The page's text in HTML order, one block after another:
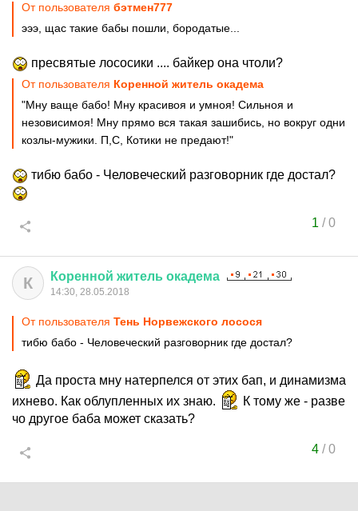
От пользователя бэтмен777
эээ, щас такие бабы пошли, бородатые...
пресвятые лососики .... байкер она чтоли?
От пользователя Коренной житель окадема
"Мну ваще бабо! Мну красивоя и умноя! Сильноя и
незовисимоя! Мну прямо вся такая зашибись, но вокруг одни
козлы-мужики. П,С, Котики не предают!"
тибю бабо - Человеческий разговорник где достал?
1 /0
К Коренной житель окадема
14:30, 28.05.2018
От пользователя Тень Норвежского лосося
тибю бабо - Человеческий разговорник где достал?
Да проста мну натерпелся от этих бап, и динамизма
ихнево. Как облупленных их знаю.
К тому же - разве
чо другое баба может сказать?
4/0